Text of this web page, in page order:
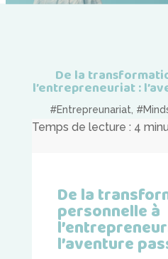
De la
l’entrepreneuriat :
#Entrepreunariat,
Temps de lecture : 4
De la
personnelle à
l’aventure